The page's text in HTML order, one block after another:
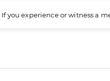
If you experience or witness